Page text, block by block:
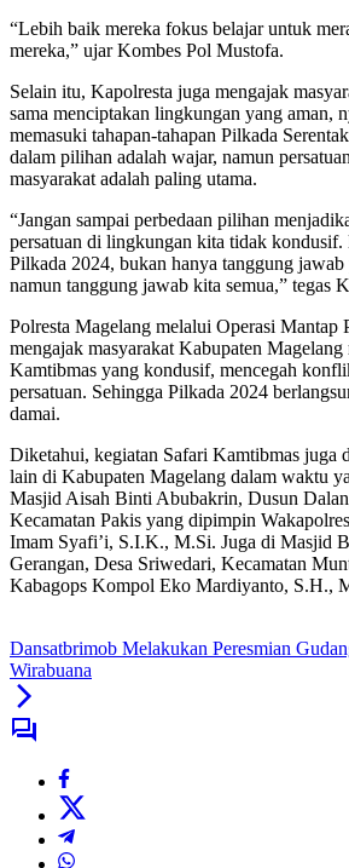
“Lebih baik mereka fokus belajar untuk
mereka,” ujar Kombes Pol Mustofa.
Selain itu, Kapolresta juga mengajak
sama menciptakan lingkungan yang aman,
memasuki tahapan-tahapan Pilkada
dalam pilihan adalah wajar, namun
masyarakat adalah paling utama.
“Jangan sampai perbedaan pilihan
persatuan di lingkungan kita tidak kondusif.
Pilkada 2024, bukan hanya tanggung
namun tanggung jawab kita semua,” tegas
Polresta Magelang melalui Operasi Mantap
mengajak masyarakat Kabupaten Magelang
Kamtibmas yang kondusif, mencegah
persatuan. Sehingga Pilkada 2024
damai.
Diketahui, kegiatan Safari Kamtibmas juga
lain di Kabupaten Magelang dalam waktu
Masjid Aisah Binti Abubakrin, Dusun
Kecamatan Pakis yang dipimpin
Imam Syafi’i, S.I.K., M.Si. Juga di Masjid
Gerangan, Desa Sriwedari, Kecamatan
Kabagops Kompol Eko Mardiyanto, S.H.,
Dansatbrimob Melakukan Peresmian
Wirabuana